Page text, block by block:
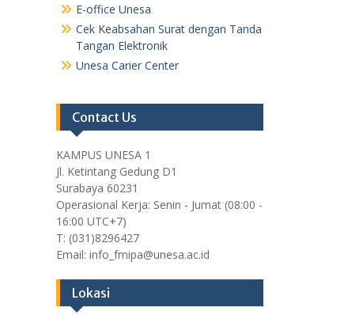
E-office Unesa
Cek Keabsahan Surat dengan Tanda
Tangan Elektronik
Unesa Carier Center
Contact Us
KAMPUS UNESA 1
Jl. Ketintang Gedung D1
Surabaya 60231
Operasional Kerja: Senin - Jumat (08:00 -
16:00 UTC+7)
T: (031)8296427
Email: info_fmipa@unesa.ac.id
Lokasi